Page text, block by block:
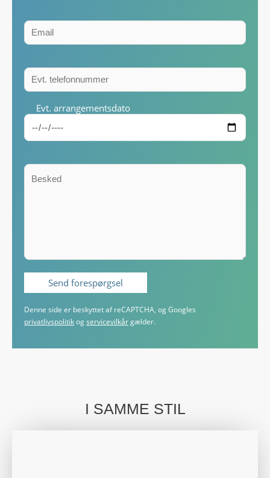
Evt. arrangementsdato
Denne side er beskyttet af reCAPTCHA, og Googles
privatlivspolitik og servicevilkår gælder.
I SAMME STIL